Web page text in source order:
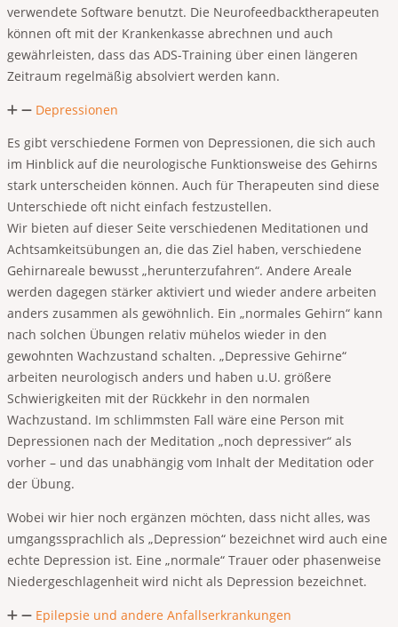
verwendete Software benutzt. Die Neurofeedbacktherapeuten
können oft mit der Krankenkasse abrechnen und auch
gewährleisten, dass das ADS-Training über einen längeren
Zeitraum regelmäßig absolviert werden kann.
Depressionen
Es gibt verschiedene Formen von Depressionen, die sich auch
im Hinblick auf die neurologische Funktionsweise des Gehirns
stark unterscheiden können. Auch für Therapeuten sind diese
Unterschiede oft nicht einfach festzustellen.
Wir bieten auf dieser Seite verschiedenen Meditationen und
Achtsamkeitsübungen an, die das Ziel haben, verschiedene
Gehirnareale bewusst „herunterzufahren“. Andere Areale
werden dagegen stärker aktiviert und wieder andere arbeiten
anders zusammen als gewöhnlich. Ein „normales Gehirn“ kann
nach solchen Übungen relativ mühelos wieder in den
gewohnten Wachzustand schalten. „Depressive Gehirne“
arbeiten neurologisch anders und haben u.U. größere
Schwierigkeiten mit der Rückkehr in den normalen
Wachzustand. Im schlimmsten Fall wäre eine Person mit
Depressionen nach der Meditation „noch depressiver“ als
vorher – und das unabhängig vom Inhalt der Meditation oder
der Übung.
Wobei wir hier noch ergänzen möchten, dass nicht alles, was
umgangssprachlich als „Depression“ bezeichnet wird auch eine
echte Depression ist. Eine „normale“ Trauer oder phasenweise
Niedergeschlagenheit wird nicht als Depression bezeichnet.
Epilepsie und andere Anfallserkrankungen